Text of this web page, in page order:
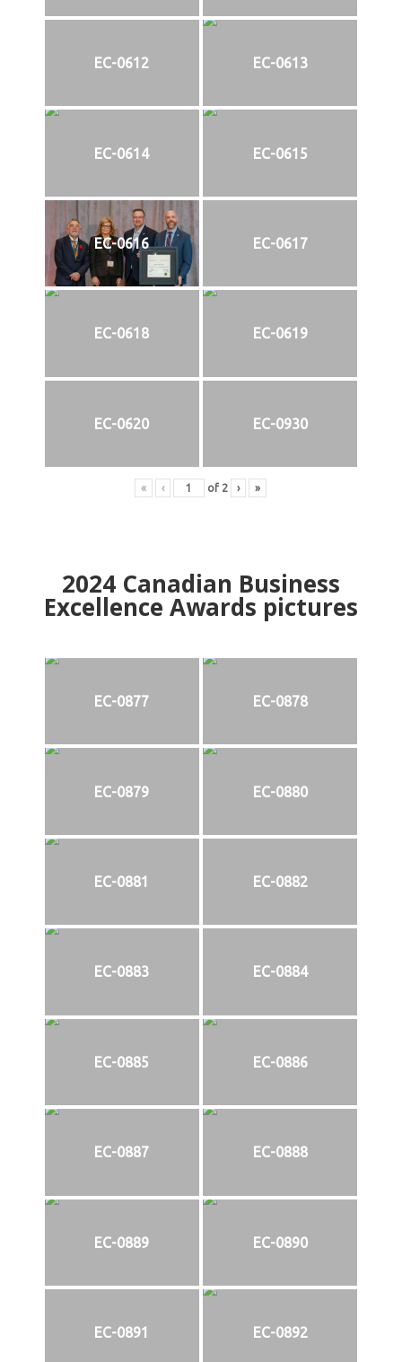
EC-0612 EC-0613
EC-0614 EC-0615
EC-0616 EC-0617
EC-0618 EC-0619
EC-0620 EC-0930
« ‹ of 2 › »
2024Canadian Business
Excellence Awards pictures
EC-0877 EC-0878
EC-0879 EC-0880
EC-0881 EC-0882
EC-0883 EC-0884
EC-0885 EC-0886
EC-0887 EC-0888
EC-0889 EC-0890
EC-0891 EC-0892